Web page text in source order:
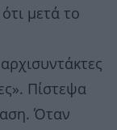
μετά το
Πίστεψα
Όταν